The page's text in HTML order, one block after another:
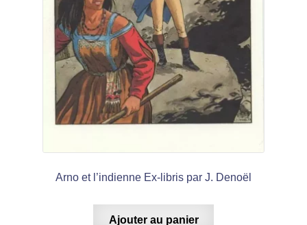
Arno et l’indienne Ex-libris par J. Denoël
Ajouter au panier